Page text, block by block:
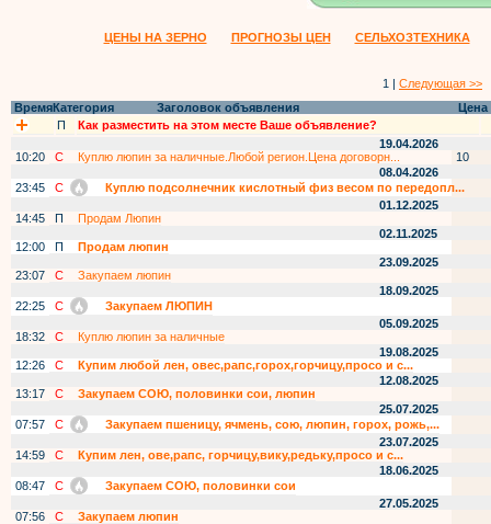
ЦЕНЫ НА ЗЕРНО ПРОГНОЗЫ ЦЕН СЕЛЬХОЗТЕХНИКА
1 | Следующая >>
ВремяКатегория Заголовок объявления
Цена
П
Как разместить на этом месте Ваше объявление?
19.04.2026
10:20
С Куплю люпин за наличные.Любой регион.Цена договорн...
10
08.04.2026
23:45
С
Куплю подсолнечник кислотный физ весом по передопл...
01.12.2025
14:45
П
Продам Люпин
02.11.2025
12:00
П
Продам люпин
23.09.2025
23:07
С
Закупаем люпин
18.09.2025
22:25
С
Закупаем ЛЮПИН
05.09.2025
18:32
С
Куплю люпин за наличные
19.08.2025
12:26
С
Купим любой лен, овес,рапс,горох,горчицу,просо и с...
12.08.2025
13:17
С
Закупаем СОЮ, половинки сои, люпин
25.07.2025
07:57
С
Закупаем пшеницу, ячмень, сою, люпин, горох, рожь,...
23.07.2025
14:59
С
Купим лен, ове,рапс, горчицу,вику,редьку,просо и с...
18.06.2025
08:47
С
Закупаем СОЮ, половинки сои
27.05.2025
07:56
С
Закупаем люпин